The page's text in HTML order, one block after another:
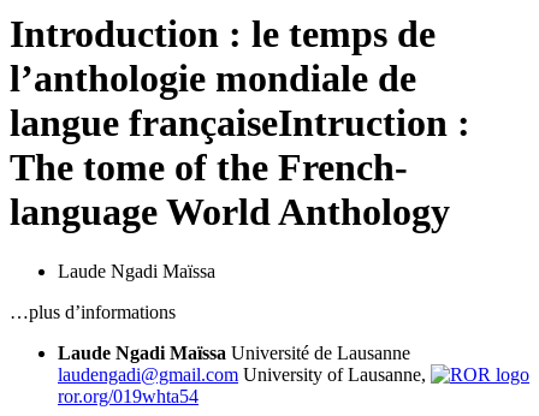
Introduction : le temps de
l’anthologie mondiale de
langue françaiseIntruction :
The tome of the French-
language World Anthology
Laude Ngadi Maïssa
…plus d’informations
Laude Ngadi Maïssa Université de Lausanne
laudengadi@gmail.com University of Lausanne,
ror.org/019whta54